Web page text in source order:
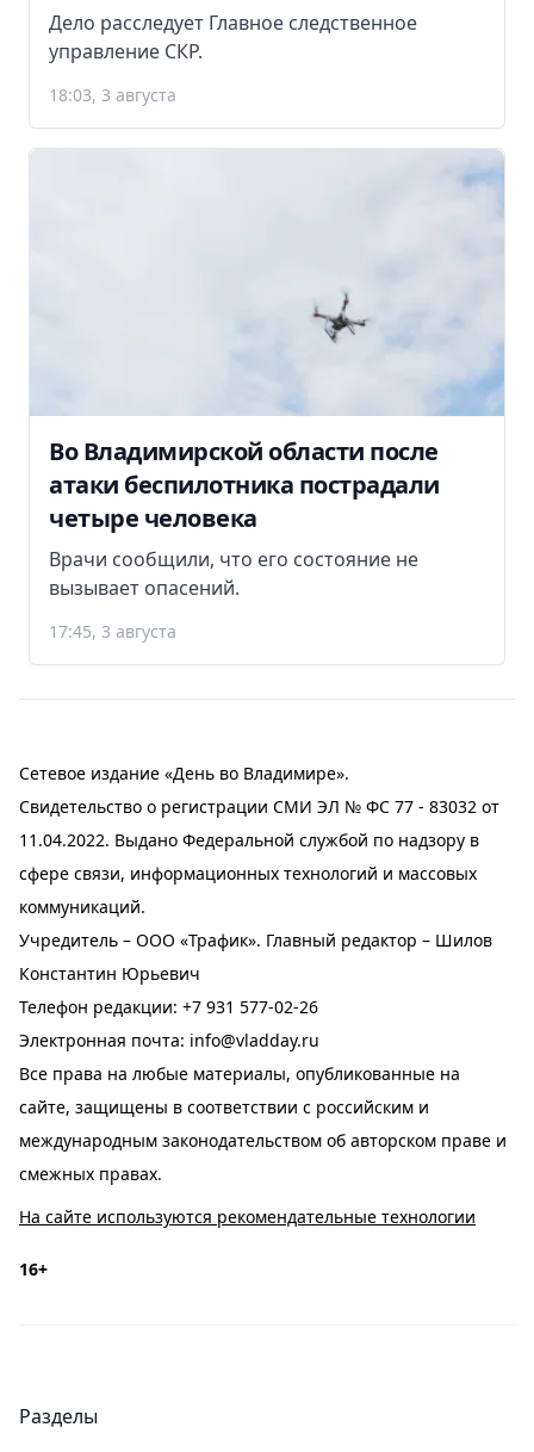
Дело расследует Главное следственное
управление СКР.
18:03, 3 августа
Во Владимирской области после
атаки беспилотника пострадали
четыре человека
Врачи сообщили, что его состояние не
вызывает опасений.
17:45, 3 августа
Сетевое издание «День во Владимире».
Свидетельство о регистрации СМИ ЭЛ № ФС 77 - 83032 от
11.04.2022. Выдано Федеральной службой по надзору в
сфере связи, информационных технологий и массовых
коммуникаций.
Учредитель – ООО «Трафик». Главный редактор – Шилов
Константин Юрьевич
Телефон редакции: +7 931 577-02-26
Электронная почта: info@vladday.ru
Все права на любые материалы, опубликованные на
сайте, защищены в соответствии с российским и
международным законодательством об авторском праве и
смежных правах.
На сайте используются рекомендательные технологии
16+
Разделы